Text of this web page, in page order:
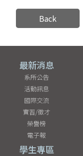
Back
最新消息
系所公告
活動訊息
國際交流
實習/徵才
榮譽榜
電子報
學生專區